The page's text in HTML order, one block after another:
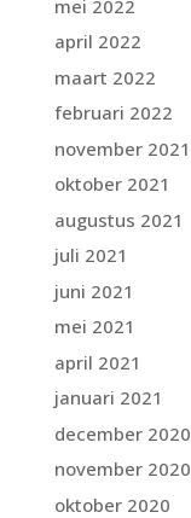
mei 2022
april 2022
maart 2022
februari 2022
november 2021
oktober 2021
augustus 2021
juli 2021
juni 2021
mei 2021
april 2021
januari 2021
december 2020
november 2020
oktober 2020